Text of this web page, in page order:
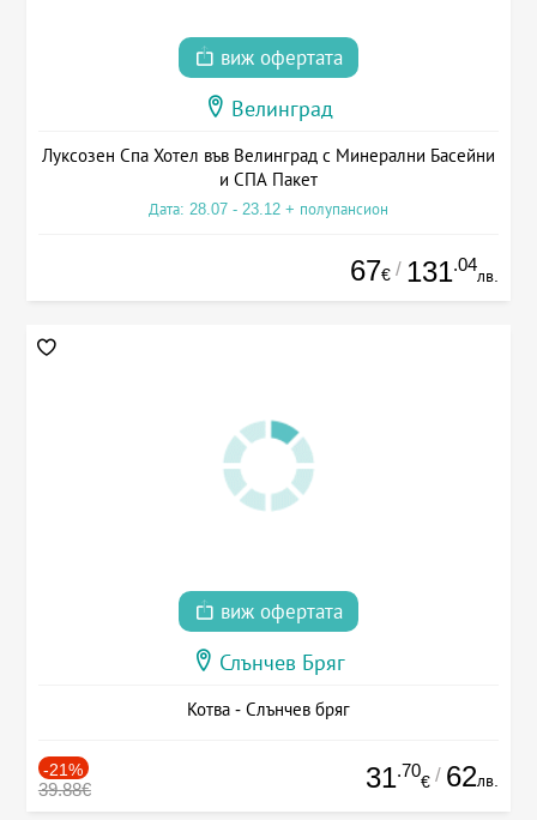
виж офертата
Велинград
Луксозен Спа Хотел във Велинград с Минерални Басейни
и СПА Пакет
Дата: 28.07 - 23.12 + полупансион
67€ / 131.04
лв.
виж офертата
Слънчев Бряг
Котва - Слънчев бряг
-21%
39.88€ 31.70
€ / 62лв.